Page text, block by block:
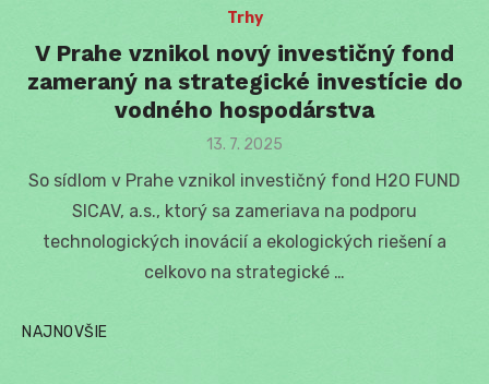
Trhy
V Prahe vznikol nový investičný fond
zameraný na strategické investície do
vodného hospodárstva
Posted
13. 7. 2025
So sídlom v Prahe vznikol investičný fond H2O FUND
SICAV, a.s., ktorý sa zameriava na podporu
technologických inovácií a ekologických riešení a
celkovo na strategické …
NAJNOVŠIE